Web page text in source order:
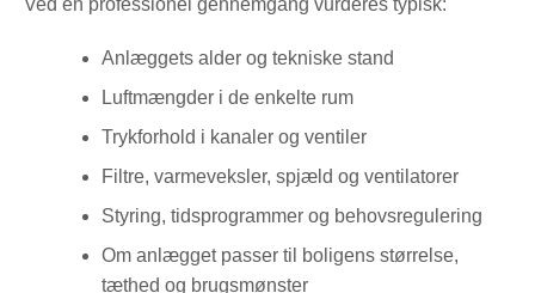
Anlæggets alder og tekniske stand
Luftmængder i de enkelte rum
Trykforhold i kanaler og ventiler
Filtre, varmeveksler, spjæld og ventilatorer
Styring, tidsprogrammer og behovsregulering
Om anlægget passer til boligens størrelse,
tæthed og brugsmønster